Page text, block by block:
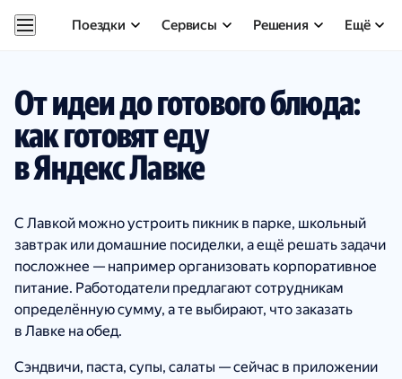
Поездки Сервисы Решения Ещё
От идеи до готового блюда:
как готовят еду
в Яндекс Лавке
С Лавкой можно устроить пикник в парке, школьный
завтрак или домашние посиделки, а ещё решать задачи
посложнее — например организовать корпоративное
питание. Работодатели предлагают сотрудникам
определённую сумму, а те выбирают, что заказать
в Лавке на обед.
Сэндвичи, паста, супы, салаты — сейчас в приложении